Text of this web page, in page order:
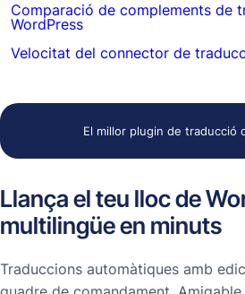
Comparació de complements de
WordPress
Velocitat del connector de
El millor plugin de traducció
Llança el teu lloc de
multilingüe en minuts
Traduccions automàtiques amb